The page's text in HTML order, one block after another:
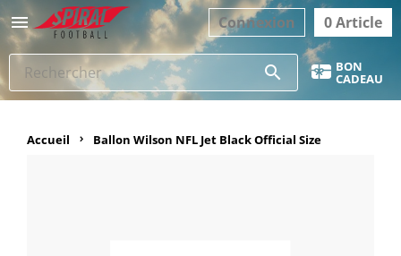
 0 Article
Connexion
search BON
CADEAU
Accueil Ballon Wilson NFL Jet Black Official Size